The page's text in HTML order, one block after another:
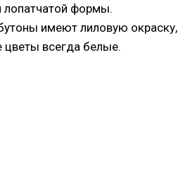
лопатчатой формы.
имеют лиловую окраску,
всегда белые.